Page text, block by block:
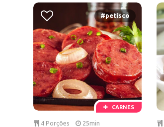
#petisco
CARNES
4 Porções 25min